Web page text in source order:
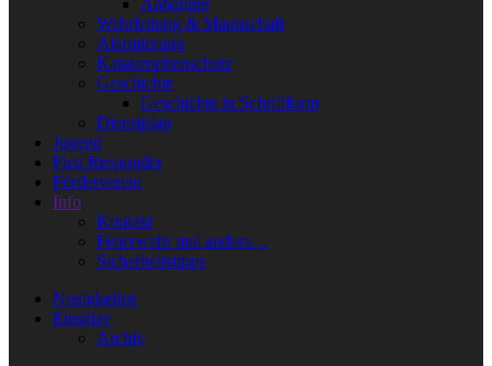
Anhänger
Wehrleitung & Mannschaft
Alarmierung
Katastrophenschutz
Geschichte
Geschichte in Schriftform
Dienstplan
Jugend
First Responder
Förderverein
Info
Kontakt
Feuerwehr mal anders…
Sicherheitstipps
Neuigkeiten
Einsätze
Archiv